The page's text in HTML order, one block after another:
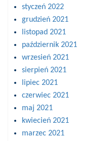
styczeń 2022
grudzień 2021
listopad 2021
październik 2021
wrzesień 2021
sierpień 2021
lipiec 2021
czerwiec 2021
maj 2021
kwiecień 2021
marzec 2021